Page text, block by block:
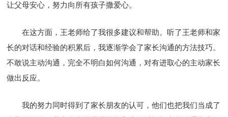
让父母安心，努力向所有孩子撒爱心。
在这方面，王老师给了我很多建议和帮助。听了王老师和家
长的对话和经验的积累后，我逐渐学会了家长沟通的方法技巧。
不敢说主动沟通，完全不明白如何沟通，对有进取心的主动家长
做出反应。
我的努力同时得到了家长朋友的认可，他们也把我们当成了